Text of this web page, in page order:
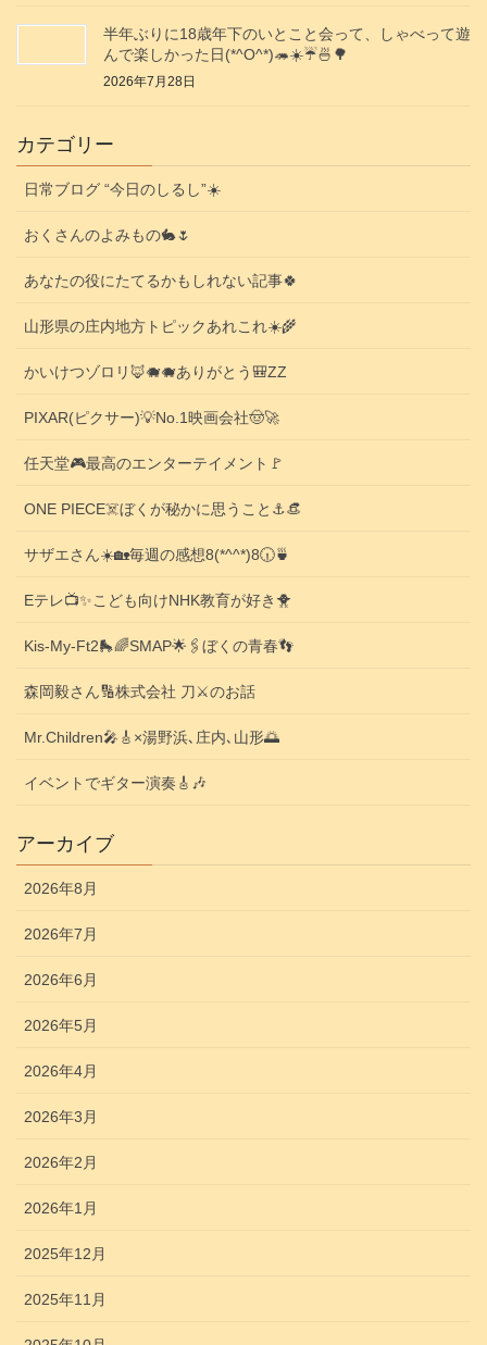
半年ぶりに18歳年下のいとこと会って、しゃべって遊
んで楽しかった日(*^O^*)🦔☀️☔🍜🌳
2026年7月28日
カテゴリー
日常ブログ “今日のしるし”☀️
おくさんのよみもの🐇🌷
あなたの役にたてるかもしれない記事🍀
山形県の庄内地方トピックあれこれ☀️🌾
かいけつゾロリ🦊🐗🐗ありがとう🎒ZZ
PIXAR(ピクサー)💡No.1映画会社🤠🚀
任天堂🎮️最高のエンターテイメント🚩
ONE PIECE☠️ぼくが秘かに思うこと⚓️👒
サザエさん☀️🏡毎週の感想8(*^^*)8🕡️🍵
Eテレ📺️✨こども向けNHK教育が好き🐥
Kis-My-Ft2🛼🌈SMAP🌟🖇️ぼくの青春👣
森岡毅さん🔢株式会社 刀⚔️のお話
Mr.Children🎤🎸×湯野浜､庄内､山形🌅
イベントでギター演奏🎸🎶
アーカイブ
2026年8月
2026年7月
2026年6月
2026年5月
2026年4月
2026年3月
2026年2月
2026年1月
2025年12月
2025年11月